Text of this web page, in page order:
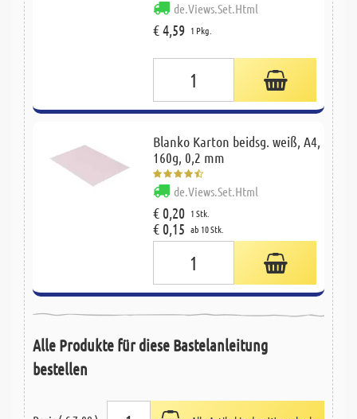
de.Views.Set.Html
€ 4,59 1 Pkg.
Blanko Karton beidsg. weiß, A4,
160g, 0,2 mm
de.Views.Set.Html
€ 0,20 1 Stk.
€ 0,15 ab 10 Stk.
Alle Produkte für diese Bastelanleitung
bestellen